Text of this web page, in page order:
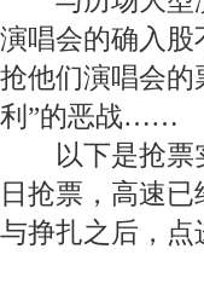
演唱会的确入
抢他们演唱会的
利”的恶战……
以下是抢票实
日抢票，高速
与挣扎之后，